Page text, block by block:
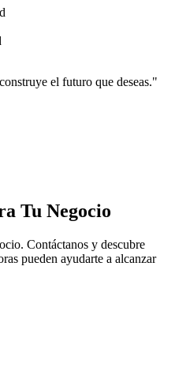
el futuro que deseas."
Tu Negocio
Contáctanos y descubre
pueden ayudarte a alcanzar